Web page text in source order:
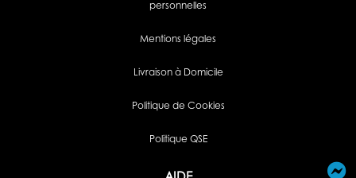
personnelles
Mentions légales
Livraison à Domicile
Politique de Cookies
Politique QSE